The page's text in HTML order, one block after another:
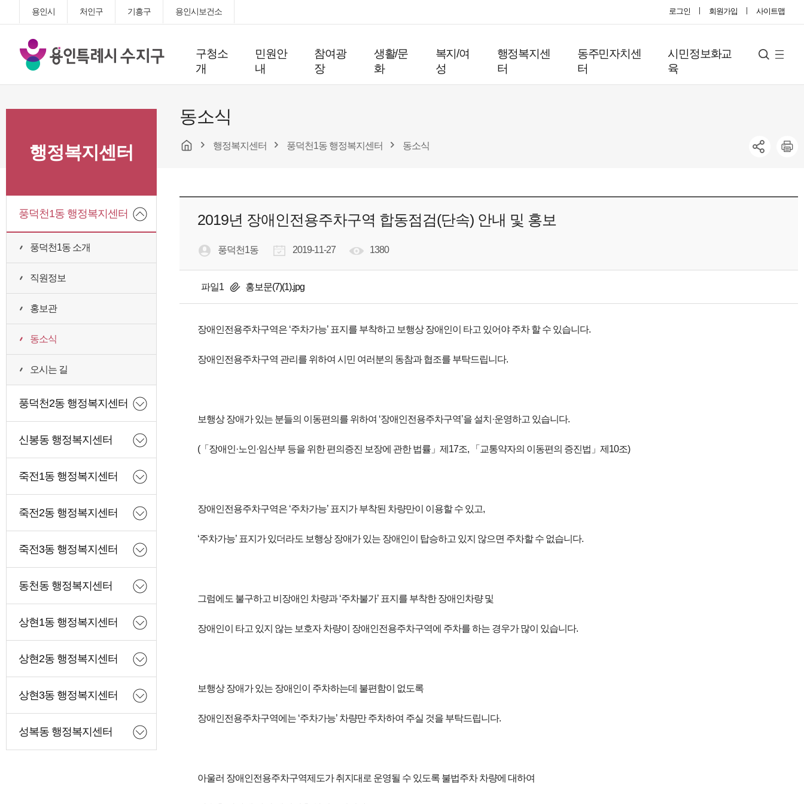
용인시 처인구 기흥구 용인시보건소 로그인 회원가입 사이트맵
용
인
특
시
구
구청소
개
민원안
내
참여광
장
생활/문
화
복지/여
성
행정복지센
터
동주민자치센
터
시민정보화교
육
검
사
트
행정복지센터
풍덕천1동 행정복지센터
풍덕천1동 소개
직원정보
홍보관
동소식
오시는 길
풍덕천2동 행정복지센터
신봉동 행정복지센터
죽전1동 행정복지센터
죽전2동 행정복지센터
죽전3동 행정복지센터
동천동 행정복지센터
상현1동 행정복지센터
상현2동 행정복지센터
상현3동 행정복지센터
성복동 행정복지센터
동소식
행정복지센터 풍덕천1동 행정복지센터 동소식
2019년 장애인전용주차구역 합동점검(단속) 안내 및 홍보
풍덕천1동 2019-11-27 1380
파일1 홍보문(7)(1).jpg
장애인전용주차구역은 ‘주차가능’ 표지를 부착하고 보행상 장애인이 타고 있어야 주차 할 수 있습니다.
장애인전용주차구역 관리를 위하여 시민 여러분의 동참과 협조를 부탁드립니다.
보행상 장애가 있는 분들의 이동편의를 위하여 ‘장애인전용주차구역’을 설치·운영하고 있습니다.
(「장애인·노인·임산부 등을 위한 편의증진 보장에 관한 법률」제17조, 「교통약자의 이동편의 증진법」제10조)
장애인전용주차구역은 ‘주차가능’ 표지가 부착된 차량만이 이용할 수 있고,
‘주차가능’ 표지가 있더라도 보행상 장애가 있는 장애인이 탑승하고 있지 않으면 주차할 수 없습니다.
그럼에도 불구하고 비장애인 차량과 ‘주차불가’ 표지를 부착한 장애인차량 및
장애인이 타고 있지 않는 보호자 차량이 장애인전용주차구역에 주차를 하는 경우가 많이 있습니다.
보행상 장애가 있는 장애인이 주차하는데 불편함이 없도록
장애인전용주차구역에는 ‘주차가능’ 차량만 주차하여 주실 것을 부탁드립니다.
아울러 장애인전용주차구역제도가 취지대로 운영될 수 있도록 불법주차 차량에 대하여